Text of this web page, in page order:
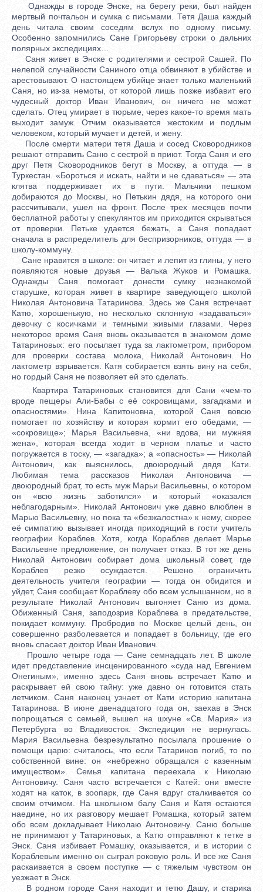
Однажды в городе Энске, на берегу реки, был найден
мертвый почтальон и сумка с письмами. Тетя Даша каждый
день читала своим соседям вслух по одному письму.
Особенно запомнились Сане Григорьеву строки о дальних
полярных экспедициях…
Саня живет в Энске с родителями и сестрой Сашей. По
нелепой случайности Саниного отца обвиняют в убийстве и
арестовывают. О настоящем убийце знает только маленький
Саня, но из-за немоты, от которой лишь позже избавит его
чудесный доктор Иван Иванович, он ничего не может
сделать. Отец умирает в тюрьме, через какое-то время мать
выходит замуж. Отчим оказывается жестоким и подлым
человеком, который мучает и детей, и жену.
После смерти матери тетя Даша и сосед Сковородников
решают отправить Саню с сестрой в приют. Тогда Саня и его
друг Петя Сковородников бегут в Москву, а оттуда — в
Туркестан. «Бороться и искать, найти и не сдаваться» — эта
клятва поддерживает их в пути. Мальчики пешком
добираются до Москвы, но Петькин дядя, на которого они
рассчитывали, ушел на фронт. После трех месяцев почти
бесплатной работы у спекулянтов им приходится скрываться
от проверки. Петьке удается бежать, а Саня попадает
сначала в распределитель для беспризорников, оттуда — в
школу-коммуну.
Сане нравится в школе: он читает и лепит из глины, у него
появляются новые друзья — Валька Жуков и Ромашка.
Однажды Саня помогает донести сумку незнакомой
старушке, которая живет в квартире заведующего школой
Николая Антоновича Татаринова. Здесь же Саня встречает
Катю, хорошенькую, но несколько склонную «задаваться»
девочку с косичками и темными живыми глазами. Через
некоторое время Саня вновь оказывается в знакомом доме
Татариновых: его посылает туда за лактометром, прибором
для проверки состава молока, Николай Антонович. Но
лактометр взрывается. Катя собирается взять вину на себя,
но гордый Саня не позволяет ей это сделать.
Квартира Татариновых становится для Сани «чем-то
вроде пещеры Али-Бабы с её сокровищами, загадками и
опасностями». Нина Капитоновна, которой Саня вовсю
помогает по хозяйству и которая кормит его обедами, —
«сокровище»; Марья Васильевна, «ни вдова, ни мужняя
жена», которая всегда ходит в черном платье и часто
погружается в тоску, — «загадка»; а «опасность» — Николай
Антонович, как выяснилось, двоюродный дядя Кати.
Любимая тема рассказов Николая Антоновича —
двоюродный брат, то есть муж Марьи Васильевны, о котором
он «всю жизнь заботился» и который «оказался
неблагодарным». Николай Антонович уже давно влюблен в
Марью Васильевну, но пока та «безжалостна» к нему, скорее
её симпатию вызывает иногда приходящий в гости учитель
географии Кораблев. Хотя, когда Кораблев делает Марье
Васильевне предложение, он получает отказ. В тот же день
Николай Антонович собирает дома школьный совет, где
Кораблев резко осуждается. Решено ограничить
деятельность учителя географии — тогда он обидится и
уйдет, Саня сообщает Кораблеву обо всем услышанном, но в
результате Николай Антонович выгоняет Саню из дома.
Обиженный Саня, заподозрив Кораблева в предательстве,
покидает коммуну. Пробродив по Москве целый день, он
совершенно разболевается и попадает в больницу, где его
вновь спасает доктор Иван Иванович.
Прошло четыре года — Сане семнадцать лет. В школе
идет представление инсценированного «суда над Евгением
Онегиным», именно здесь Саня вновь встречает Катю и
раскрывает ей свою тайну: уже давно он готовится стать
летчиком. Саня наконец узнает от Кати историю капитана
Татаринова. В июне двенадцатого года он, заехав в Энск
попрощаться с семьей, вышел на шхуне «Св. Мария» из
Петербурга во Владивосток. Экспедиция не вернулась.
Мария Васильевна безрезультатно посылала прошение о
помощи царю: считалось, что если Татаринов погиб, то по
собственной вине: он «небрежно обращался с казенным
имуществом». Семья капитана переехала к Николаю
Антоновичу. Саня часто встречается с Катей: они вместе
ходят на каток, в зоопарк, где Саня вдруг сталкивается со
своим отчимом. На школьном балу Саня и Катя остаются
наедине, но их разговору мешает Ромашка, который затем
обо всем докладывает Николаю Антоновичу. Саню больше
не принимают у Татариновых, а Катю отправляют к тетке в
Энск. Саня избивает Ромашку, оказывается, и в истории с
Кораблевым именно он сыграл роковую роль. И все же Саня
раскаивается в своем поступке — с тяжелым чувством он
уезжает в Энск.
В родном городе Саня находит и тетю Дашу, и старика